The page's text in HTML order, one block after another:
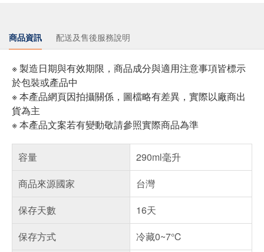
商品資訊 配送及售後服務說明
※ 製造日期與有效期限，商品成分與適用注意事項皆標示
於包裝或產品中
※ 本產品網頁因拍攝關係，圖檔略有差異，實際以廠商出
貨為主
※ 本產品文案若有變動敬請參照實際商品為準
容量
290ml毫升
商品來源國家
台灣
保存天數
16天
保存方式
冷藏0~7℃